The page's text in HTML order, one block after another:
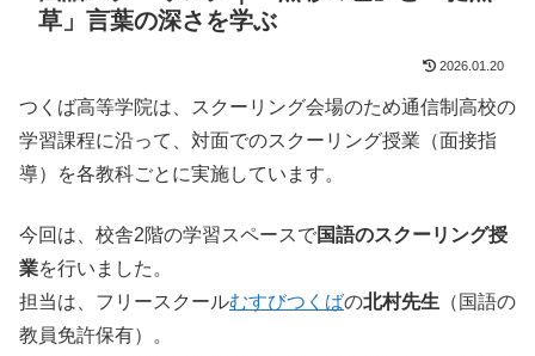
草」言葉の深さを学ぶ
2026.01.20
つくば高等学院は、スクーリング会場のため通信制高校の
学習課程に沿って、対面でのスクーリング授業（面接指
導）を各教科ごとに実施しています。
今回は、校舎2階の学習スペースで国語のスクーリング授
業を行いました。
担当は、フリースクールむすびつくばの北村先生 （国語の
教員免許保有）。